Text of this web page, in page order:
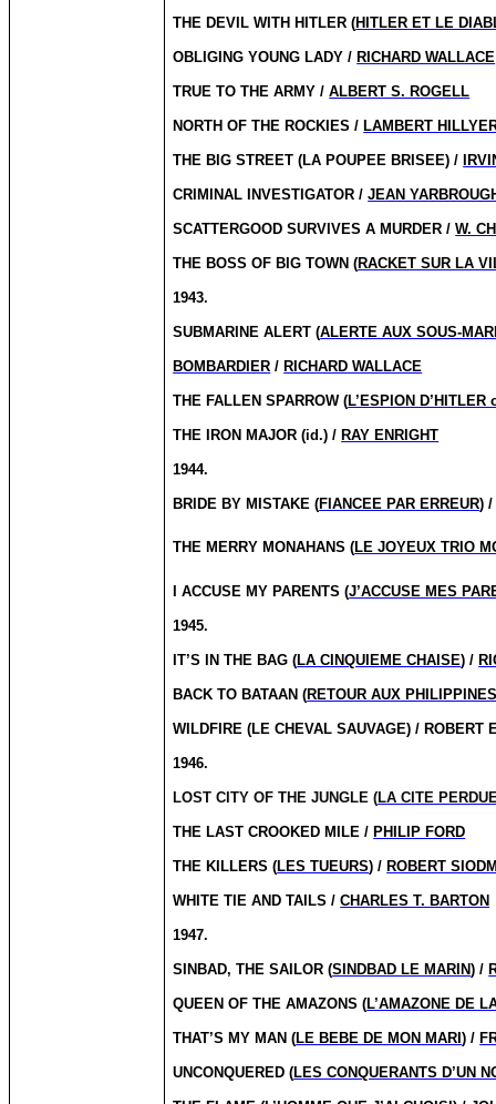
THE DEVIL WITH HITLER (HITLER ET LE
OBLIGING YOUNG LADY / RICHARD WALLACE
TRUE TO THE ARMY /ALBERT S. ROGELL
NORTH OF THE ROCKIES / LAMBERT
THE BIG STREET (LA POUPEE BRISEE) /
CRIMINAL INVESTIGATOR /JEAN
SCATTERGOOD SURVIVES A MURDER /W.
THE BOSS OF BIG TOWN (RACKET SUR LA
1943.
SUBMARINE ALERT (ALERTE AUX SOUS-
BOMBARDIER / RICHARD WALLACE
THE FALLEN SPARROW (L’ESPION D’HITLER
THE IRON MAJOR (id.) / RAY ENRIGHT
1944.
BRIDE BY MISTAKE (FIANCEE PAR ERREUR)
THE MERRY MONAHANS (LE JOYEUX TRIO
I ACCUSE MY PARENTS (J’ACCUSE MES
1945.
IT’S IN THE BAG (LA CINQUIEME CHAISE) /
BACK TO BATAAN (RETOUR AUX
WILDFIRE (LE CHEVAL SAUVAGE) / ROBERT
1946.
LOST CITY OF THE JUNGLE (LA CITE
THE LAST CROOKED MILE / PHILIP FORD
THE KILLERS (LES TUEURS) / ROBERT
WHITE TIE AND TAILS /CHARLES T. BARTON
1947.
SINBAD, THE SAILOR (SINDBAD LE MARIN) /
QUEEN OF THE AMAZONS (L’AMAZONE DE
THAT’S MY MAN (LE BEBE DE MON MARI) /
UNCONQUERED (LES CONQUERANTS D’UN